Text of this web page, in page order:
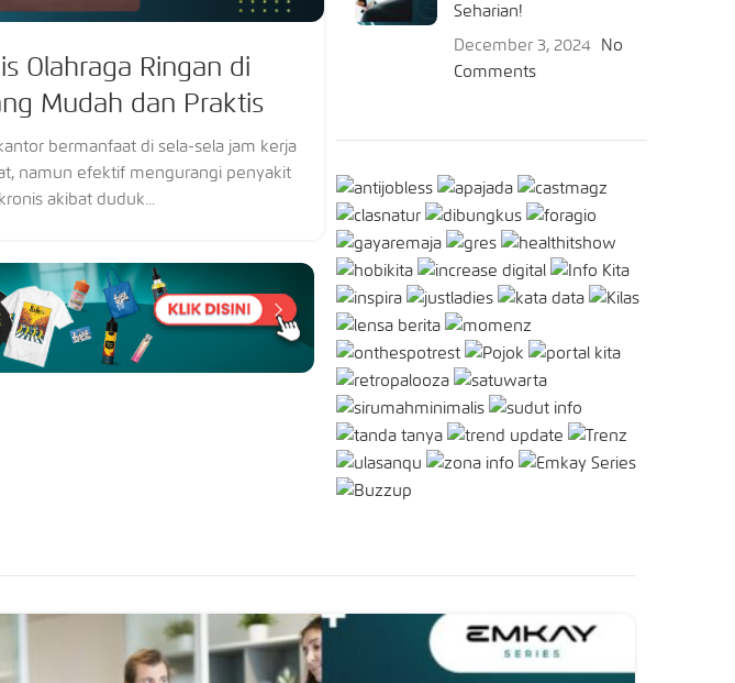
Olahraga Ringan di
Mudah dan Praktis
bermanfaat di sela-sela jam kerja
namun efektif mengurangi penyakit
kronis akibat duduk...
Seharian!
December 3, 2024 No
Comments